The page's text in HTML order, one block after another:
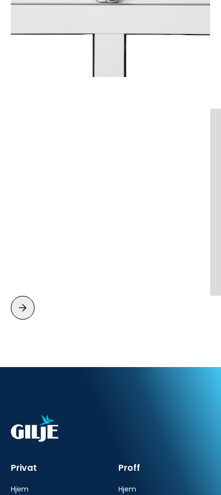
Privat
Hjem
Proff
Hjem